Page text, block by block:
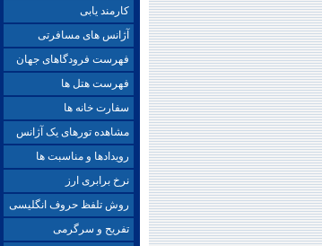
کارمند یابی
آژانس های مسافرتی
فهرست فرودگاهای جهان
فهرست هتل ها
سفارت خانه ها
مشاهده تورهای یک آژانس
رویدادها و مناسبت ها
نرخ برابری ارز
روش تلفظ حروف انگلیسی
تفریح و سرگرمی